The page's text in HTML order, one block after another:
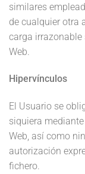
similares
de cualquier otra
carga
Web.
Hipervínculos
El Usuario se
siquiera
Web, así como
autorización
fichero.